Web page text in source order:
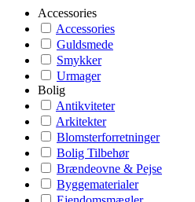
Accessories
Accessories
Guldsmede
Smykker
Urmager
Bolig
Antikviteter
Arkitekter
Blomsterforretninger
Bolig Tilbehør
Brændeovne & Pejse
Byggematerialer